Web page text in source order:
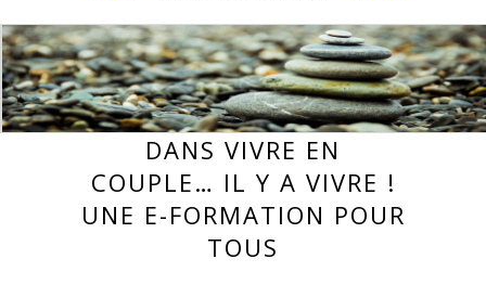
DANS VIVRE EN
COUPLE… IL Y A VIVRE !
UNE E-FORMATION POUR
TOUS